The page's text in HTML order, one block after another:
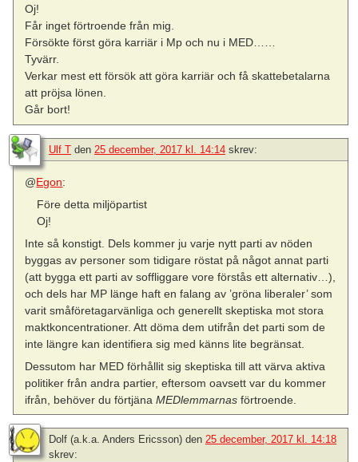
Oj!
Får inget förtroende från mig.
Försökte först göra karriär i Mp och nu i MED……
Tyvärr.
Verkar mest ett försök att göra karriär och få skattebetalarna
att pröjsa lönen.
Går bort!
Ulf T den 25 december, 2017 kl. 14:14 skrev:
@Egon:
Före detta miljöpartist
Oj!
Inte så konstigt. Dels kommer ju varje nytt parti av nöden
byggas av personer som tidigare röstat på något annat parti
(att bygga ett parti av soffliggare vore förstås ett alternativ…),
och dels har MP länge haft en falang av ’gröna liberaler’ som
varit småföretagarvänliga och generellt skeptiska mot stora
maktkoncentrationer. Att döma dem utifrån det parti som de
inte längre kan identifiera sig med känns lite begränsat.
Dessutom har MED förhållit sig skeptiska till att värva aktiva
politiker från andra partier, eftersom oavsett var du kommer
ifrån, behöver du förtjänaMEDlemmarnas förtroende.
Dolf (a.k.a. Anders Ericsson) den 25 december, 2017 kl. 14:18
skrev: